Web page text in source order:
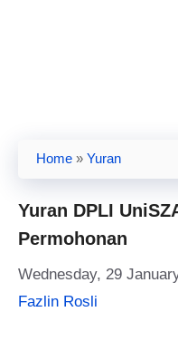
Home » Yuran
Yuran DPLI
Permohonan
Wednesday, 29
Fazlin Rosli